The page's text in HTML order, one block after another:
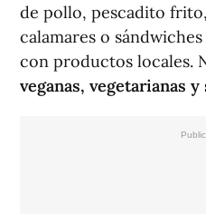
de pollo, pescadito
calamares o
con productos locales.
veganas, vegetarianas